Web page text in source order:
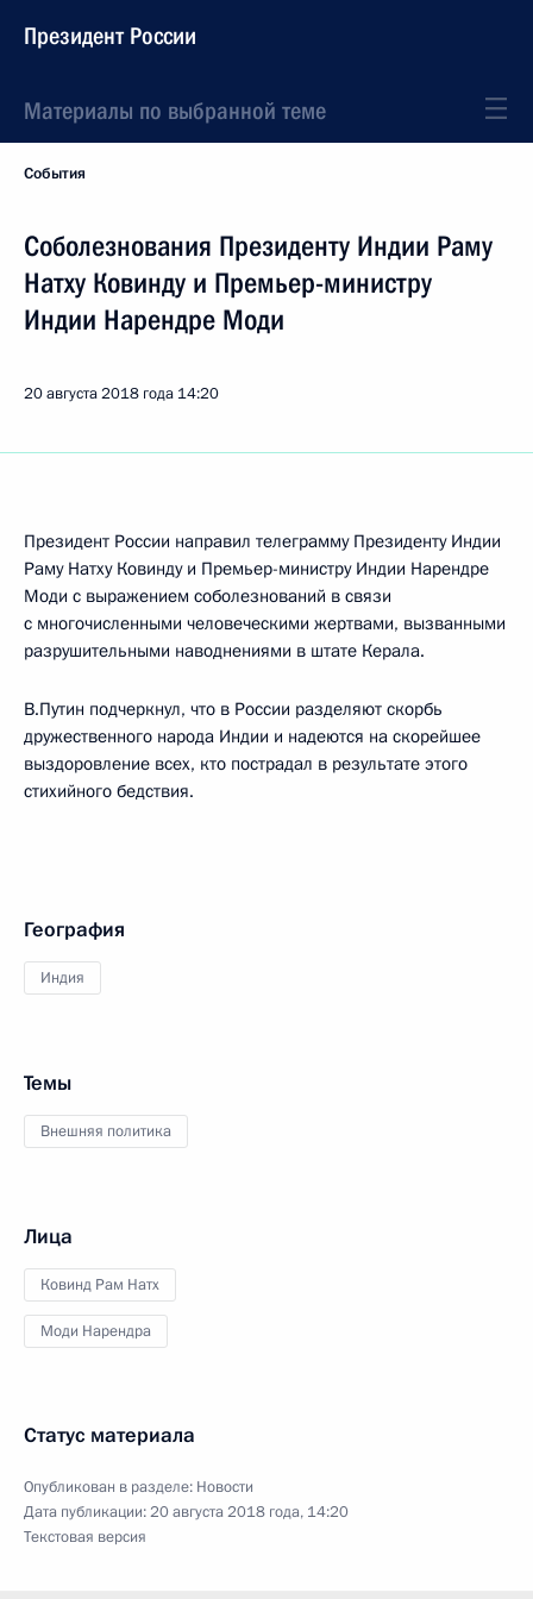
Президент России
Материалы по выбранной теме
События
Соболезнования Президенту Индии Раму
Натху Ковинду и Премьер-министру
Индии Нарендре Моди
20 августа 2018 года 14:20
Президент России направил телеграмму Президенту Индии
Раму Натху Ковинду и Премьер-министру Индии Нарендре
Моди с выражением соболезнований в связи
с многочисленными человеческими жертвами, вызванными
разрушительными наводнениями в штате Керала.
В.Путин подчеркнул, что в России разделяют скорбь
дружественного народа Индии и надеются на скорейшее
выздоровление всех, кто пострадал в результате этого
стихийного бедствия.
География
Индия
Темы
Внешняя политика
Лица
Ковинд Рам Натх
Моди Нарендра
Статус материала
Опубликован в разделе: Новости
Дата публикации:20 августа 2018 года, 14:20
Текстовая версия